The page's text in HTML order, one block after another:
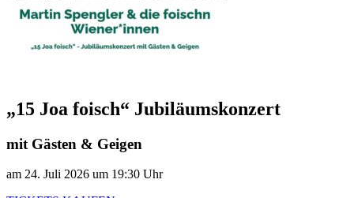
„15 Joa foisch“ Jubiläumskonzert
mit Gästen & Geigen
am 24. Juli 2026 um 19:30 Uhr